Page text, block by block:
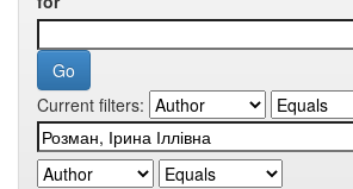
Current filters: